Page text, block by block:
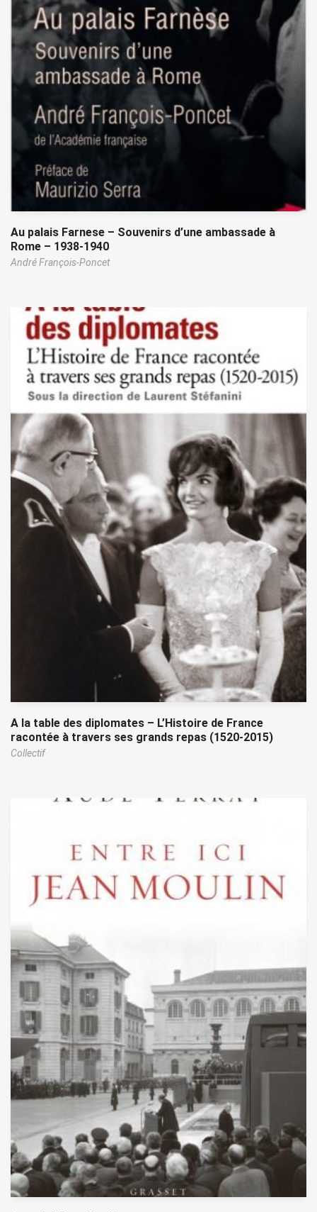
Au palais Farnese – Souvenirs d’une ambassade à
Rome – 1938-1940
André François-Poncet
A la table des diplomates – L’Histoire de France
racontée à travers ses grands repas (1520-2015)
Collectif